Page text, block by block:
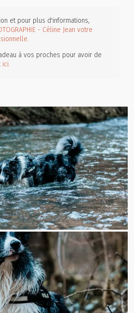
et pour plus d'informations,
- Céline Jean votre
à vos proches pour avoir de
ici.